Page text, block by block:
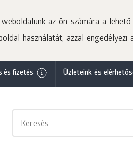
az ön számára a
használatát, azzal engedélyezi
és fizetés Üzleteink és